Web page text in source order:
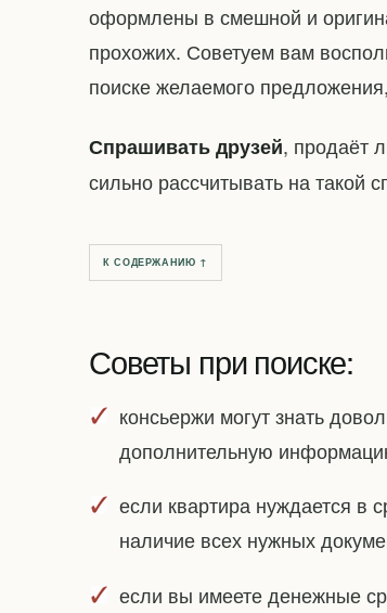
оформлены в смешной и
прохожих. Советуем вам
поиске желаемого
Спрашивать друзей, продаёт
сильно рассчитывать на такой
К СОДЕРЖАНИЮ ↑
Советы при поиске:
консьержи могут знать
дополнительную
если квартира нуждается в
наличие всех нужных
если вы имеете денежные